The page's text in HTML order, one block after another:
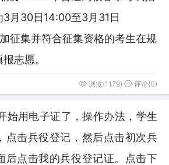
月30日14:00至3月31日
征集并符合征集资格的考生在规
志愿。
浏览(1179) 评论(0)
始用电子证了，操作办法，学生
点击兵役登记，然后点击初次兵
后点击我的兵役登记证。点击下